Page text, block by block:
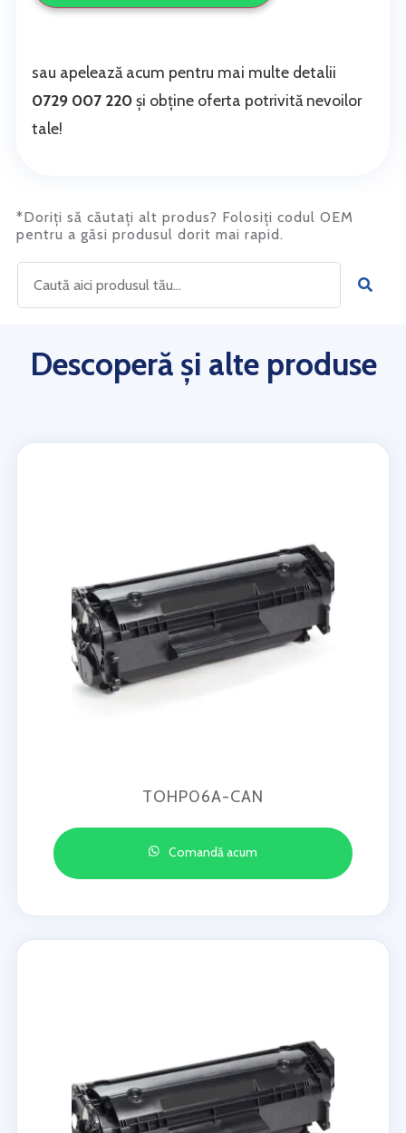
sau apelează acum pentru mai multe detalii
0729 007 220și obține oferta potrivită nevoilor
tale!
*Doriți să căutați alt produs? Folosiți codul OEM
pentru a găsi produsul dorit mai rapid.
Descoperă și alte produse
TOHP06A-CAN
Comandă acum